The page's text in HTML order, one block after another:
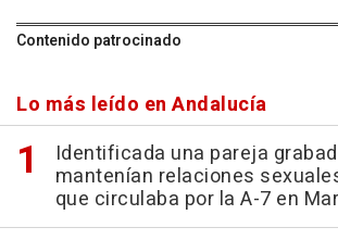
Contenido patrocinado
Lo más leído en Andalucía
Identificada una pareja
mantenían relaciones
que circulaba por la A-7 en